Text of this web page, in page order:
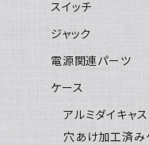
スイッチ
ジャック
電源関連パーツ
ケース
アルミダイキャ
穴あけ加工済み